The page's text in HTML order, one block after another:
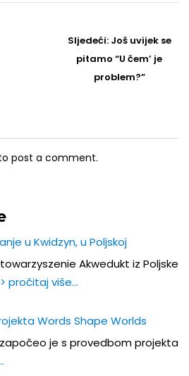
Sljedeći: Sljedeći
Post
Još uvijek se
pitamo “U čem’ je
problem?”
post a comment.
u Kwidzyn, u Poljskoj
Akwedukt iz Poljske
> pročitaj više…
Words Shape Worlds
započeo je s provedbom projekta